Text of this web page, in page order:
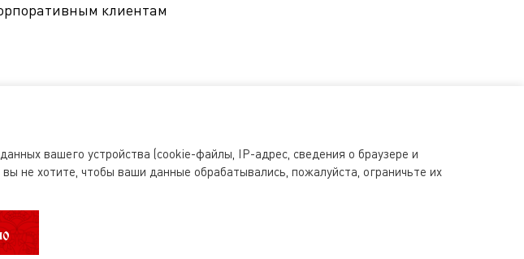
клиентам
на сайте Dobryanka-rus.ru допускается исключительно с письменного разрешения
вашего устройства (cookie-файлы, IP-адрес, сведения о браузере и
не хотите, чтобы ваши данные обрабатывались, пожалуйста, ограничьте их